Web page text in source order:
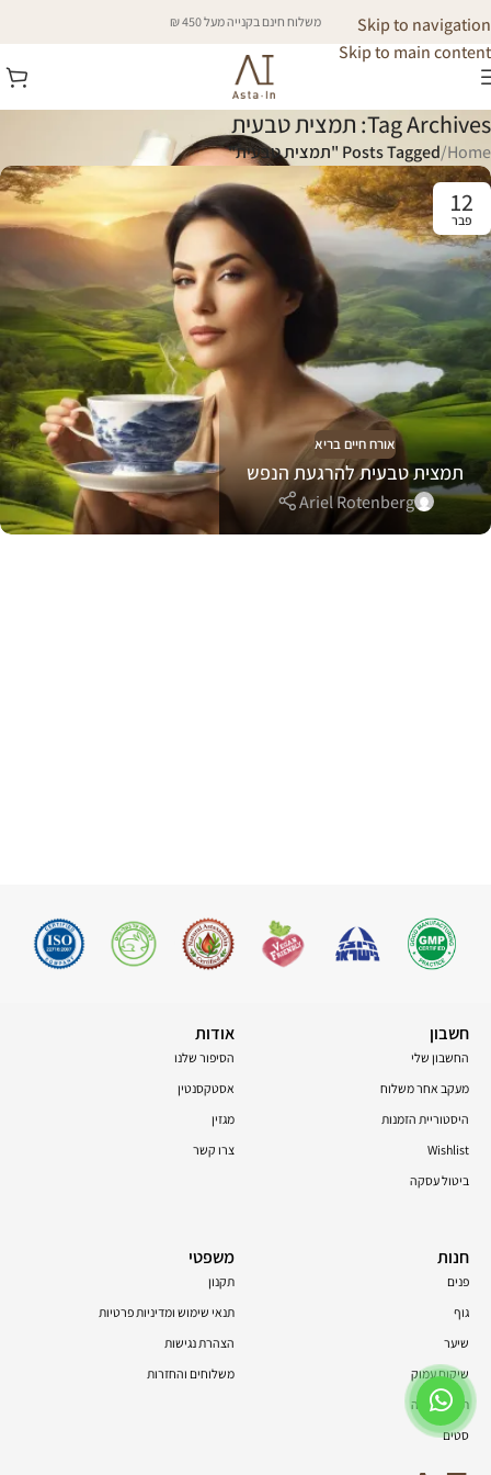
Skip to navigation
Skip to main content
משלוח חינם בקנייה מעל 450 ₪
Tag Archives: תמצית טבעית
Home
/Posts Tagged "תמצית טבעית"
12
פבר
אורח חיים בריא
תמצית טבעית להרגעת הנפש
Ariel Rotenberg
חשבון
החשבון שלי
מעקב אחר משלוח
היסטוריית הזמנות
Wishlist
ביטול עסקה
אודות
הסיפור שלנו
אסטקסנטין
מגזין
צרו קשר
חנות
פנים
גוף
שיער
שיקום עמוק
תוספי תזונה
סטים
משפטי
תקנון
תנאי שימוש ומדיניות פרטיות
הצהרת נגישות
משלוחים והחזרות